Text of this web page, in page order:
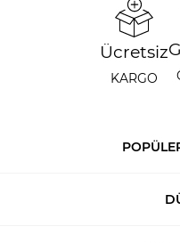
Ücretsiz
KARGO